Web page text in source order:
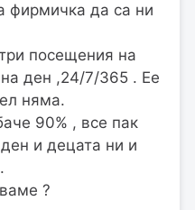
фирмичка да са ни
посещения на
ден ,24/7/365 . Ее
няма.
90% , все пак
и децата ни и
?